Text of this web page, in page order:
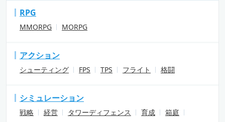
RPG
MMORPG MORPG
アクション
シューティング FPS TPS フライト 格闘
シミュレーション
戦略 経営 タワーディフェンス 育成
箱庭